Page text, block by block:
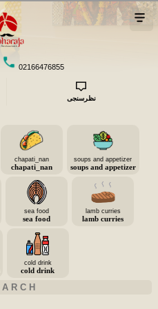
02166476855
نظرسنجی
soups and appetizer
soups and appetizer
chapati_nan
chapati_nan
lamb curries
lamb curries
sea food
sea food
cold drink
cold drink